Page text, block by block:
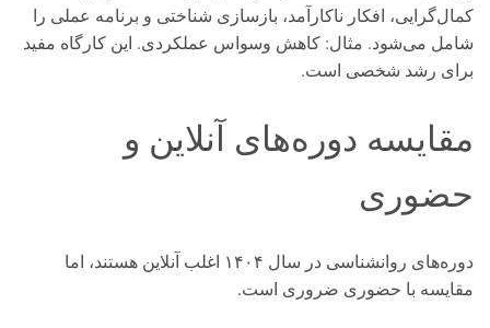
کمال‌گرایی، افکار ناکارآمد، بازسازی شناختی و برنامه عملی را
شامل می‌شود. مثال: کاهش وسواس عملکردی. این کارگاه مفید
برای رشد شخصی است.
مقایسه دوره‌های آنلاین و
حضوری
دوره‌های روانشناسی در سال ۱۴۰۴ اغلب آنلاین هستند، اما
مقایسه با حضوری ضروری است.